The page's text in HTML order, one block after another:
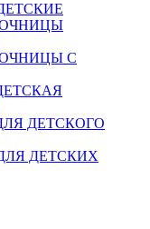
С
ДЕТСКОГО
ДЕТСКИХ